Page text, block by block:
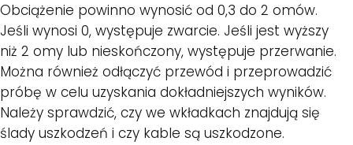
Obciążenie powinno wynosić od 0,3 do 2 omów.
Jeśli wynosi 0, występuje zwarcie. Jeśli jest wyższy
niż 2 omy lub nieskończony, występuje przerwanie.
Można również odłączyć przewód i przeprowadzić
próbę w celu uzyskania dokładniejszych wyników.
Należy sprawdzić, czy we wkładkach znajdują się
ślady uszkodzeń i czy kable są uszkodzone.